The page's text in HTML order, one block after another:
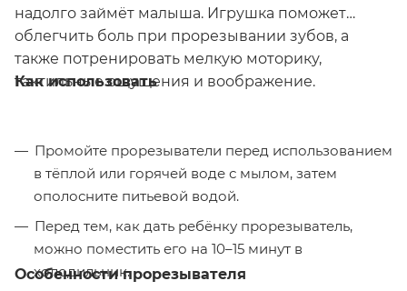
надолго займёт малыша. Игрушка поможет
облегчить боль при прорезывании зубов, а
также потренировать мелкую моторику,
тактильные ощущения и воображение.
Как использовать
Промойте прорезыватели перед использованием
в тёплой или горячей воде с мылом, затем
ополосните питьевой водой.
Перед тем, как дать ребёнку прорезыватель,
можно поместить его на 10–15 минут в
холодильник.
Особенности прорезывателя